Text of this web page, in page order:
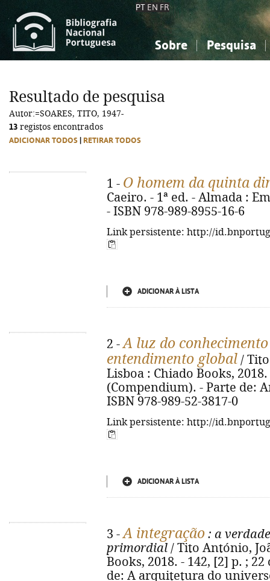
PT EN FR
Sobre Pesquisa
Ciências sociais...
Ciências sociais...
Resultado de pesquisa
Autor:=SOARES, TITO, 1947-
13 registos encontrados
ADICIONAR TODOS RETIRAR TODOS
1 - O homem da quinta
Caeiro. - 1ª ed. - Almada :
- ISBN 978-989-8955-16-6
Link persistente: http://
ADICIONAR À LISTA
2 -A luz do
entendimento global /
Lisboa : Chiado Books,
(Compendium). - Parte de:
ISBN 978-989-52-3817-0
Link persistente: http://
ADICIONAR À LISTA
3 -A integração : a
primordial / Tito António,
Books, 2018. - 142, [2] p. ;
de: A arquitetura do